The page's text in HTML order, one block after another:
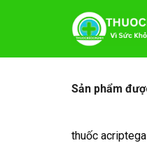
dung
Sản phẩm
thuốc